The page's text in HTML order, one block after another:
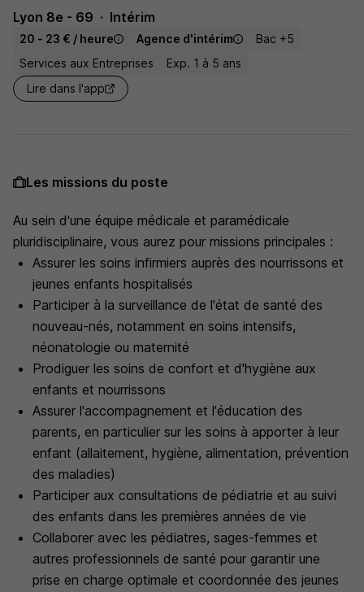
Lyon 8e - 69 Intérim
20 - 23 € / heure Agence d'intérim
Bac +5
Services aux Entreprises
Exp. 1 à 5 ans
Lire dans l'app
Les missions du poste
Au sein d'une équipe médicale et paramédicale
pluridisciplinaire, vous aurez pour missions principales :
Assurer les soins infirmiers auprès des nourrissons et
jeunes enfants hospitalisés
Participer à la surveillance de l'état de santé des
nouveau-nés, notamment en soins intensifs,
néonatologie ou maternité
Prodiguer les soins de confort et d'hygiène aux
enfants et nourrissons
Assurer l'accompagnement et l'éducation des
parents, en particulier sur les soins à apporter à leur
enfant (allaitement, hygiène, alimentation, prévention
des maladies)
Participer aux consultations de pédiatrie et au suivi
des enfants dans les premières années de vie
Collaborer avec les pédiatres, sages-femmes et
autres professionnels de santé pour garantir une
prise en charge optimale et coordonnée des jeunes